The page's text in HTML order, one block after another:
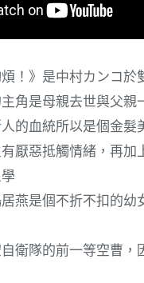
煩！》是中村カンコ
角是母親去世與父親
的血統所以是個金
厭惡抵觸情緒，再
燕是個不折不扣的
衛隊的前一等空曹